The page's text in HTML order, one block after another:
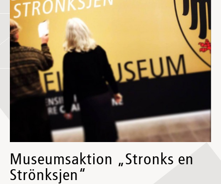
Museumsaktion „Stronks en
Strönksjen“